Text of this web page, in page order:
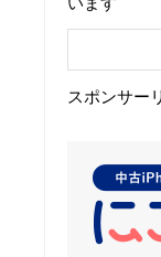
スポンサー